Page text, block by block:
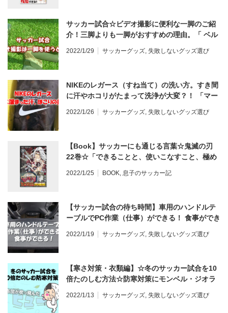
サッカー試合☆ビデオ撮影に便利な一脚のご紹
介！三脚よりも一脚がおすすめの理由。「 ベル
2022/1/29 サッカーグッズ, 失敗しないグッズ選び
NIKEのレガース（すね当て）の洗い方。すき間
に汗やホコリがたまって洗浄が大変？！ 「マー
2022/1/26 サッカーグッズ, 失敗しないグッズ選び
【Book】サッカーにも通じる言葉☆鬼滅の刃
22巻☆「できることと、使いこなすこと、極め
2022/1/25 BOOK, 息子のサッカー記
【サッカー試合の待ち時間】車用のハンドルテ
ーブルでPC作業（仕事）ができる！ 食事ができ
2022/1/19 サッカーグッズ, 失敗しないグッズ選び
【寒さ対策・衣類編】☆冬のサッカー試合を10
倍たのしむ方法☆防寒対策にモンベル・ジオラ
2022/1/13 サッカーグッズ, 失敗しないグッズ選び